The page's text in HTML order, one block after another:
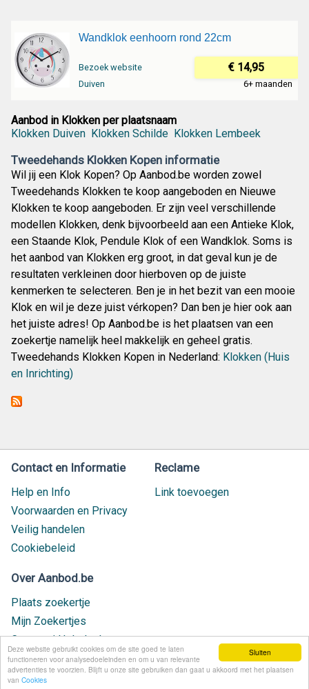
Sluiten
Deze website gebruikt cookies om de site goed te laten
functioneren voor analysedoeleinden en om u van relevante
advertenties te voorzien. Blijft u onze site gebruiken dan gaat u akkoord met het plaatsen
van Cookies
Wandklok eenhoorn rond 22cm
Bezoek website € 14,95
Duiven 6+ maanden
Aanbod in Klokken per plaatsnaam
Klokken Duiven Klokken Schilde Klokken Lembeek
Tweedehands Klokken Kopen informatie
Wil jij een Klok Kopen? Op Aanbod.be worden zowel
Tweedehands Klokken te koop aangeboden en Nieuwe
Klokken te koop aangeboden. Er zijn veel verschillende
modellen Klokken, denk bijvoorbeeld aan een Antieke Klok,
een Staande Klok, Pendule Klok of een Wandklok. Soms is
het aanbod van Klokken erg groot, in dat geval kun je de
resultaten verkleinen door hierboven op de juiste
kenmerken te selecteren. Ben je in het bezit van een mooie
Klok en wil je deze juist vérkopen? Dan ben je hier ook aan
het juiste adres! Op Aanbod.be is het plaatsen van een
zoekertje namelijk heel makkelijk en geheel gratis.
Tweedehands Klokken Kopen in Nederland: Klokken (Huis
en Inrichting)
Contact en Informatie
Help en Info
Voorwaarden en Privacy
Veilig handelen
Cookiebeleid
Reclame
Link toevoegen
Over Aanbod.be
Plaats zoekertje
Mijn Zoekertjes
Contact / Helpdesk
Nieuw geplaatst